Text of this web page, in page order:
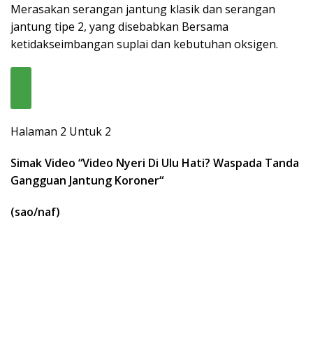
Merasakan serangan jantung klasik dan serangan
jantung tipe 2, yang disebabkan Bersama
ketidakseimbangan suplai dan kebutuhan oksigen.
Halaman 2 Untuk 2
Simak Video “Video Nyeri Di Ulu Hati? Waspada Tanda
Gangguan Jantung Koroner“
(sao/naf)